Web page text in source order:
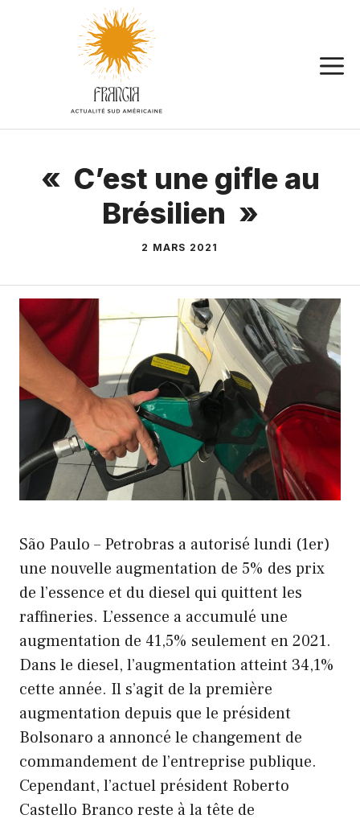
« C’est une gifle au
Brésilien »
2 MARS 2021
São Paulo – Petrobras a autorisé lundi (1er)
une nouvelle augmentation de 5% des prix
de l’essence et du diesel qui quittent les
raffineries. L’essence a accumulé une
augmentation de 41,5% seulement en 2021.
Dans le diesel, l’augmentation atteint 34,1%
cette année. Il s’agit de la première
augmentation depuis que le président
Bolsonaro a annoncé le changement de
commandement de l’entreprise publique.
Cependant, l’actuel président Roberto
Castello Branco reste à la tête de